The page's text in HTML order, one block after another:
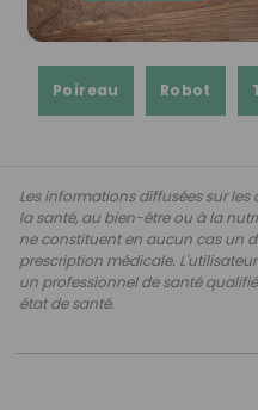
Poireau Robot
Les informations diffusées sur
la santé, au bien-être ou à la
ne constituent en aucun cas un
prescription médicale.
un professionnel de santé
état de santé.